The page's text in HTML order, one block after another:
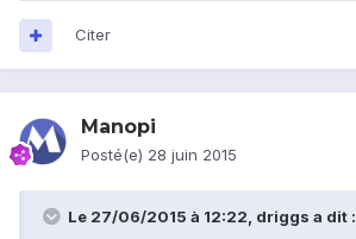
Citer
Manopi
Posté(e) 28 juin 2015
Le 27/06/2015 à 12:22, driggs a dit :